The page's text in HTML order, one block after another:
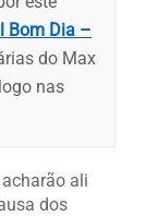
Bom Dia –
do Max
nas
ali
dos